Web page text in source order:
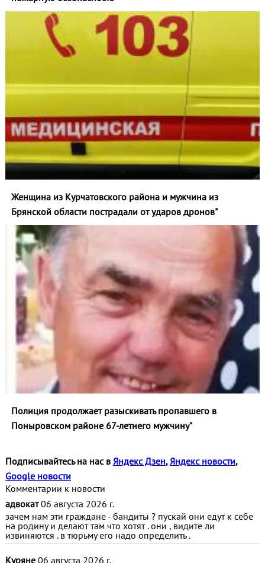
Женщина из Курчатовского района и мужчина из
Брянской области пострадали от ударов дронов"
Полиция продолжает разыскивать пропавшего в
Поныровском районе 67-летнего мужчину"
Подписывайтесь на нас в Яндекс Дзен, Яндекс новости,
Google новости
Комментарии к новости
адвокат06 августа 2026 г.
зачем нам эти граждане - бандиты ? пускай они едут к себе
на родину и делают там что хотят . они , видите ли
извиняются . в тюрьму его надо определить .
Куряне 06 августа 2026 г.